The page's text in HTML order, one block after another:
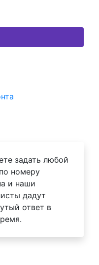
задать любой
номеру
и наши
дадут
ответ в